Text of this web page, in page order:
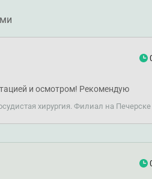
и осмотром! Рекомендую
хирургия. Филиал на Печерске